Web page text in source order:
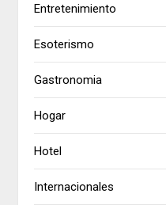
Entretenimiento
Esoterismo
Gastronomia
Hogar
Hotel
Internacionales